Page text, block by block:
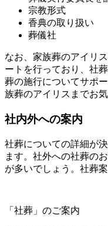
宗教形式
香典の取り扱い
葬儀社
なお、家族葬のアイリ
ートを行っており、社
葬の施行についてサポ
族葬のアイリスまでお
社内外への案内
社葬についての詳細が
ます。社外への社葬の
が多いでしょう。社葬
「社葬」のご案内